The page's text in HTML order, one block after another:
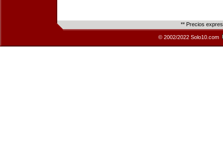
** Precios
© 2002/2022 Solo10.com